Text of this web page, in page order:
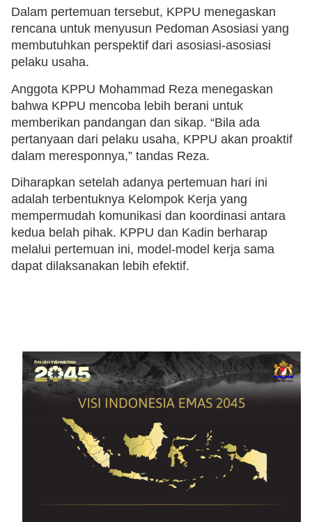
Dalam pertemuan tersebut, KPPU menegaskan
rencana untuk menyusun Pedoman Asosiasi yang
membutuhkan perspektif dari asosiasi-asosiasi
pelaku usaha.
Anggota KPPU Mohammad Reza menegaskan
bahwa KPPU mencoba lebih berani untuk
memberikan pandangan dan sikap. “Bila ada
pertanyaan dari pelaku usaha, KPPU akan proaktif
dalam meresponnya,” tandas Reza.
Diharapkan setelah adanya pertemuan hari ini
adalah terbentuknya Kelompok Kerja yang
mempermudah komunikasi dan koordinasi antara
kedua belah pihak. KPPU dan Kadin berharap
melalui pertemuan ini, model-model kerja sama
dapat dilaksanakan lebih efektif.